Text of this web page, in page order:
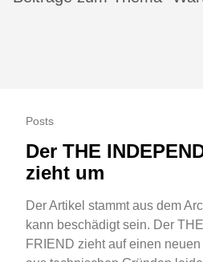
Posts
Der THE
zieht um
Der Artikel stammt aus dem
kann beschädigt sein. Der
FRIEND zieht auf einen